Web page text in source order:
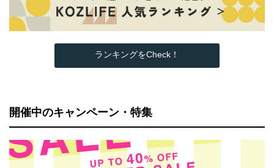
ランキングをCheck！
開催中のキャンペーン・特集